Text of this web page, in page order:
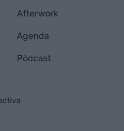
Afterwork
Agenda
Pòdcast